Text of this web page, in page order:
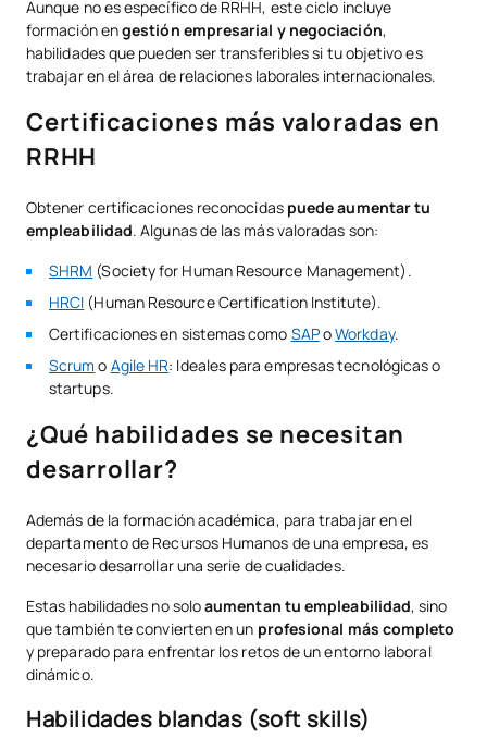
Aunque no es específico de RRHH, este ciclo incluye
formación engestión empresarial y negociación,
habilidades que pueden ser transferibles si tu objetivo es
trabajar en el área de relaciones laborales internacionales.
Certificaciones más valoradas en
RRHH
Obtener certificaciones reconocidas puede aumentar tu
empleabilidad. Algunas de las más valoradas son:
SHRM (Society for Human Resource Management).
HRCI (Human Resource Certification Institute).
Certificaciones en sistemas como SAPoWorkday.
Scrum o Agile HR: Ideales para empresas tecnológicas o
startups.
¿Qué habilidades se necesitan
desarrollar?
Además de la formación académica, para trabajar en el
departamento de Recursos Humanos de una empresa, es
necesario desarrollar una serie de cualidades.
Estas habilidades no soloaumentan tu empleabilidad, sino
que también te convierten en un profesional más completo
y preparado para enfrentar los retos de un entorno laboral
dinámico.
Habilidades blandas (soft skills)